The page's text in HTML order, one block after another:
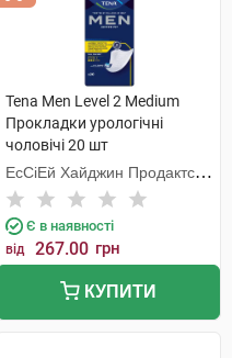
Tena Men Level 2 Medium
Прокладки урологічні
чоловічі 20 шт
ЕсСіЕй Хайджин Продактс
Хугезанд
Є в наявності
від 267.00 грн
КУПИТИ